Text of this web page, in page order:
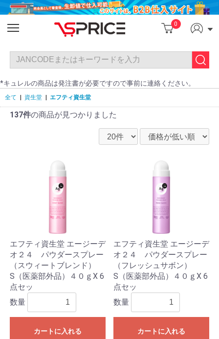
0
*キュレルの商品は発注書が必要ですので事前に連絡ください。
全て | 資生堂 | エフティ資生堂
137件の商品が見つかりました
エフティ資生堂 エージーデ
オ２４ パウダースプレー
（スウィートブレンド）
S（医薬部外品）４０ｇX 6
点セッ
数量
カートに入れる
エフティ資生堂 エージーデ
オ２４ パウダースプレー
（フレッシュサボン）
S（医薬部外品）４０ｇX 6
点セッ
数量
カートに入れる